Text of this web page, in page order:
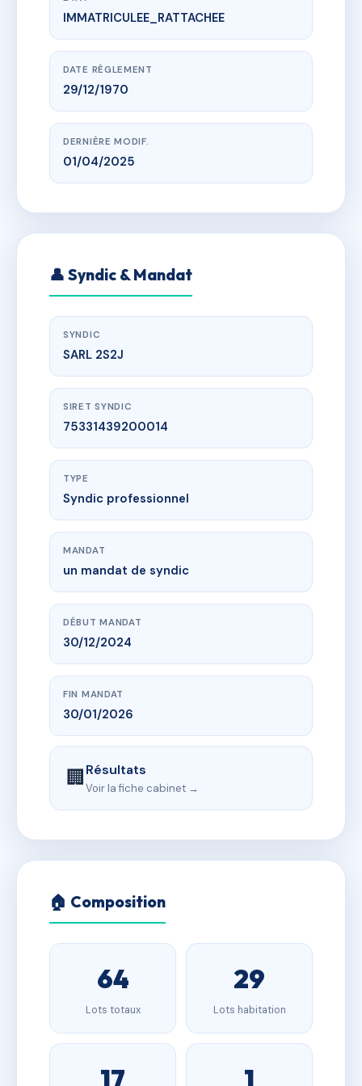
www.vme.plus/AC6431894
LA SORCA
499 ROUTE DU BOUCHET
IMMATRICULEE_RATTACHEE
DATE RÈGLEMENT
29/12/1970
DERNIÈRE MODIF.
01/04/2025
👤 Syndic & Mandat
SYNDIC
SARL 2S2J
SIRET SYNDIC
75331439200014
TYPE
Syndic professionnel
MANDAT
un mandat de syndic
DÉBUT MANDAT
30/12/2024
FIN MANDAT
30/01/2026
🏢Résultats
Voir la fiche cabinet →
🏠 Composition
64
Lots totaux
29
Lots habitation
17 1